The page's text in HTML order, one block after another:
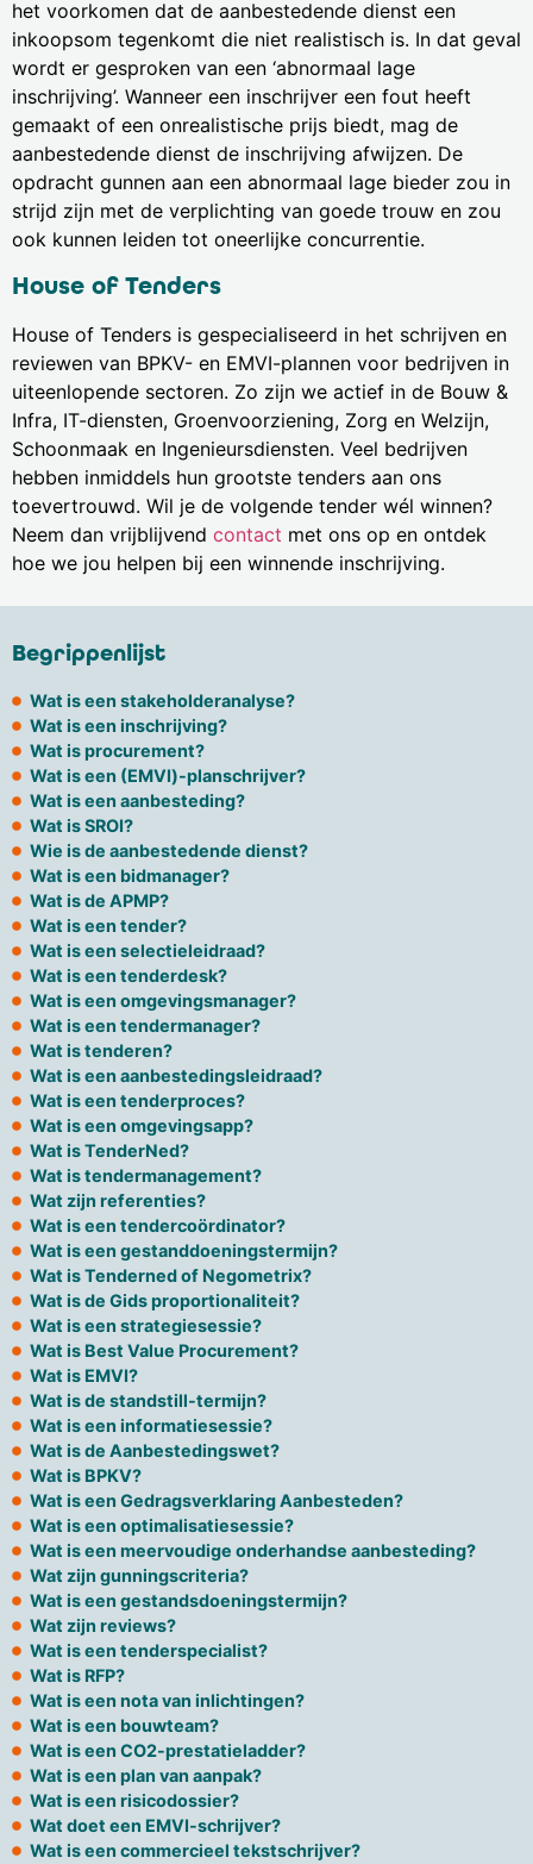
Begrippenlijst
Wat is een stakeholderanalyse?
Wat is een inschrijving?
Wat is procurement?
Wat is een (EMVI)-planschrijver?
Wat is een aanbesteding?
Wat is SROI?
Wie is de aanbestedende dienst?
Wat is een bidmanager?
Wat is de APMP?
Wat is een tender?
Wat is een selectieleidraad?
Wat is een tenderdesk?
Wat is een omgevingsmanager?
Wat is een tendermanager?
Wat is tenderen?
Wat is een aanbestedingsleidraad?
Wat is een tenderproces?
Wat is een omgevingsapp?
Wat is TenderNed?
Wat is tendermanagement?
Wat zijn referenties?
Wat is een tendercoördinator?
Wat is een gestanddoeningstermijn?
Wat is Tenderned of Negometrix?
Wat is de Gids proportionaliteit?
Wat is een strategiesessie?
Wat is Best Value Procurement?
Wat is EMVI?
Wat is de standstill-termijn?
Wat is een informatiesessie?
Wat is de Aanbestedingswet?
Wat is BPKV?
Wat is een Gedragsverklaring Aanbesteden?
Wat is een optimalisatiesessie?
Wat is een meervoudige onderhandse aanbesteding?
Wat zijn gunningscriteria?
Wat is een gestandsdoeningstermijn?
Wat zijn reviews?
Wat is een tenderspecialist?
Wat is RFP?
Wat is een nota van inlichtingen?
Wat is een bouwteam?
Wat is een CO2-prestatieladder?
Wat is een plan van aanpak?
Wat is een risicodossier?
Wat doet een EMVI-schrijver?
Wat is een commercieel tekstschrijver?
het voorkomen dat de aanbestedende dienst een
inkoopsom tegenkomt die niet realistisch is. In dat geval
wordt er gesproken van een ‘abnormaal lage
inschrijving’. Wanneer een inschrijver een fout heeft
gemaakt of een onrealistische prijs biedt, mag de
aanbestedende dienst de inschrijving afwijzen. De
opdracht gunnen aan een abnormaal lage bieder zou in
strijd zijn met de verplichting van goede trouw en zou
ook kunnen leiden tot oneerlijke concurrentie.
House of Tenders
House of Tenders is gespecialiseerd in het schrijven en
reviewen van BPKV- en EMVI-plannen voor bedrijven in
uiteenlopende sectoren. Zo zijn we actief in de Bouw &
Infra, IT-diensten, Groenvoorziening, Zorg en Welzijn,
Schoonmaak en Ingenieursdiensten. Veel bedrijven
hebben inmiddels hun grootste tenders aan ons
toevertrouwd. Wil je de volgende tender wél winnen?
Neem dan vrijblijvend contact met ons op en ontdek
hoe we jou helpen bij een winnende inschrijving.